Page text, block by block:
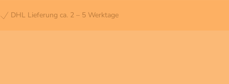
DHL Lieferung ca. 2 – 5 Werktage